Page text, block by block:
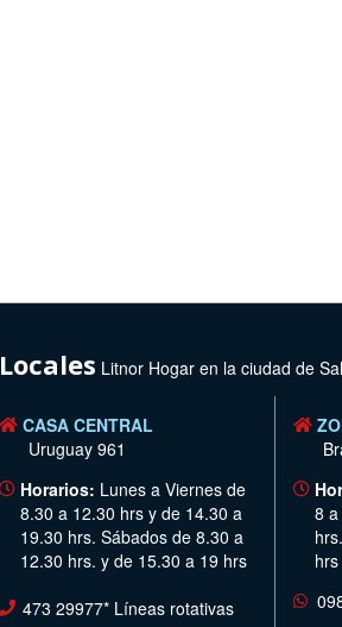
Locales Litnor Hogar en la ciudad de
CASA CENTRAL
Uruguay 961
Horarios: Lunes a Viernes de
8.30 a 12.30 hrs y de 14.30 a
19.30 hrs. Sábados de 8.30 a
12.30 hrs. y de 15.30 a 19 hrs
473 29977* Líneas rotativas
8
hrs